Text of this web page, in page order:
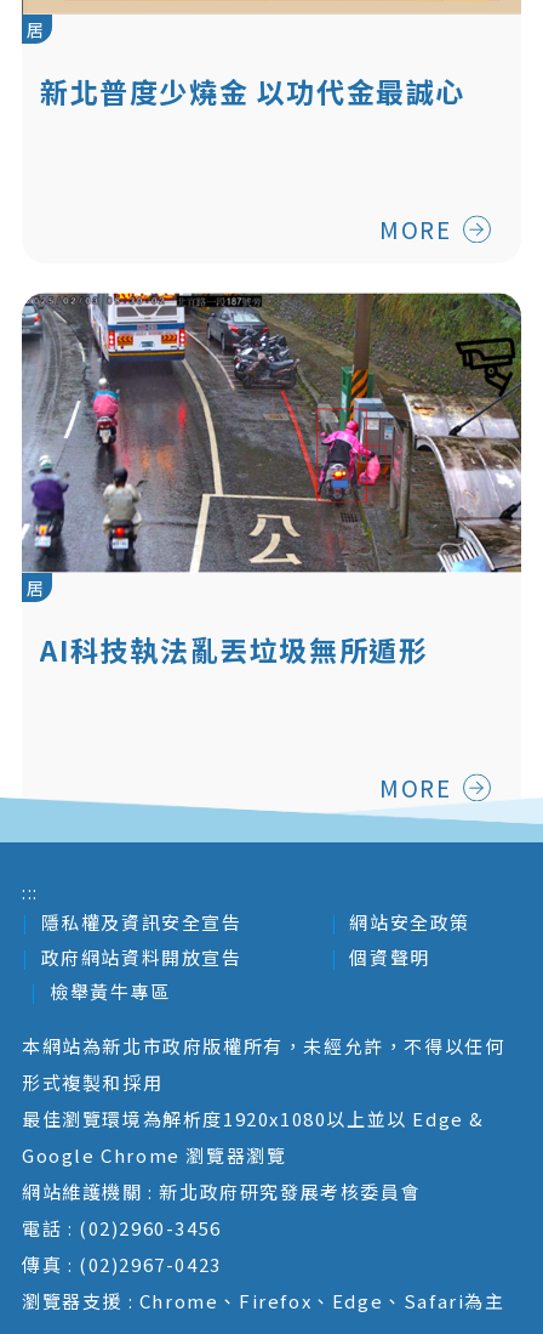
居
新北普度少燒金 以功代金最誠心
MORE
居
AI科技執法亂丟垃圾無所遁形
MORE
:::
隱私權及資訊安全宣告
網站安全政策
政府網站資料開放宣告
個資聲明
檢舉黃牛專區
本網站為新北市政府版權所有，未經允許，不得以任何
形式複製和採用
最佳瀏覽環境為解析度1920x1080以上並以 Edge &
Google Chrome 瀏覽器瀏覽
網站維護機關 : 新北政府研究發展考核委員會
電話 : (02)2960-3456
傳真 : (02)2967-0423
瀏覽器支援 : Chrome、Firefox、Edge、Safari為主